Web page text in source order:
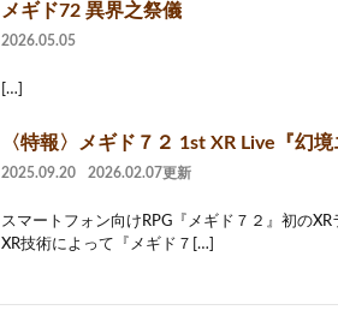
メギド72 異界之祭儀
2026.05.05
[…]
〈特報〉メギド７２ 1st XR Live『幻
2025.09.20 2026.02.07更新
スマートフォン向けRPG『メギド７２』初の
XR技術によって『メギド７[…]